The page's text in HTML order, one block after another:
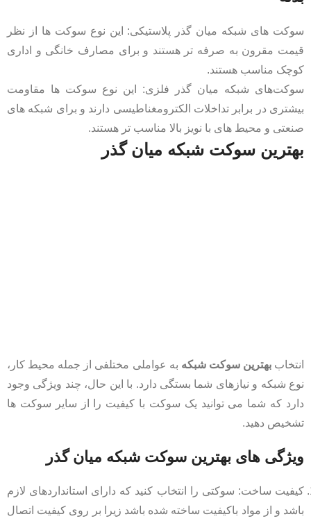
سوکت‌ های شبکه میان ‌گذر پلاستیکی: این نوع سوکت‌ ها از نظر
قیمت مقرون به صرفه ‌تر هستند و برای مصارف خانگی و اداری
کوچک مناسب هستند.
سوکت‌های شبکه میان‌ گذر فلزی: این نوع سوکت ‌ها مقاومت
بیشتری در برابر تداخلات الکترومغناطیسی دارند و برای شبکه‌ های
صنعتی و محیط‌ های با نویز بالا مناسب ‌تر هستند.
بهترین سوکت شبکه میان‌ گذر
انتخاببهترین سوکت شبکه به عواملی مختلفی از جمله محیط کار،
نوع شبکه و نیازهای شما بستگی دارد. با این حال، چند ویژگی وجود
دارد که شما می توانید یک سوکت با کیفیت را از سایر سوکت ها
تشخیص دهید.
ویژگی های بهترین سوکت شبکه میان‌ گذر
کیفیت ساخت: سوکتی را انتخاب کنید که دارای استانداردهای لازم
باشد و از مواد باکیفیت ساخته شده باشد زیرا بر روی کیفیت اتصال